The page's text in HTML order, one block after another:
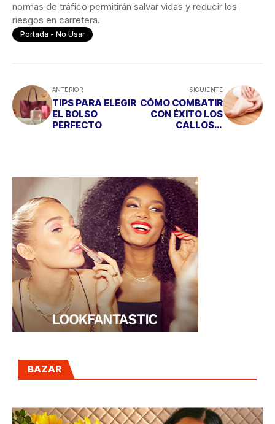
normas de tráfico permitirán salvar vidas y reducir los
riesgos en carretera.
Portada - No Usar
ANTERIOR
TIPS PARA ELEGIR
EL BOLSO
PERFECTO
SIGUIENTE
CÓMO COMBATIR
CON ÉXITO LOS
CALLOS Y
BAZAR